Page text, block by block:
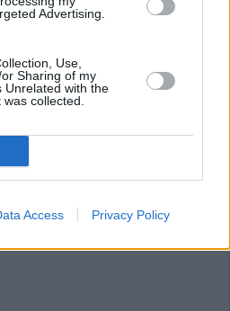
Advertising.
Use,
Sharing of my
Unrelated with the
collected.
Access Privacy Policy